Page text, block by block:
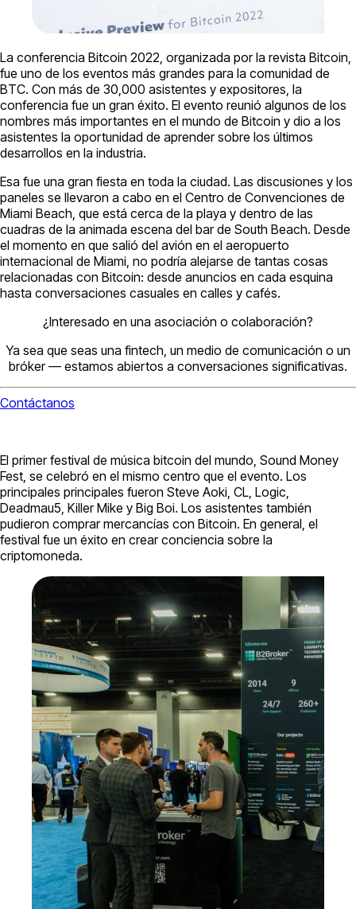
La conferencia Bitcoin 2022, organizada por la revista Bitcoin,
fue uno de los eventos más grandes para la comunidad de
BTC. Con más de 30,000 asistentes y expositores, la
conferencia fue un gran éxito. El evento reunió algunos de los
nombres más importantes en el mundo de Bitcoin y dio a los
asistentes la oportunidad de aprender sobre los últimos
desarrollos en la industria.
Esa fue una gran fiesta en toda la ciudad. Las discusiones y los
paneles se llevaron a cabo en el Centro de Convenciones de
Miami Beach, que está cerca de la playa y dentro de las
cuadras de la animada escena del bar de South Beach. Desde
el momento en que salió del avión en el aeropuerto
internacional de Miami, no podría alejarse de tantas cosas
relacionadas con Bitcoin: desde anuncios en cada esquina
hasta conversaciones casuales en calles y cafés.
¿Interesado en una asociación o colaboración?
Ya sea que seas una fintech, un medio de comunicación o un
bróker — estamos abiertos a conversaciones significativas.
Contáctanos
El primer festival de música bitcoin del mundo, Sound Money
Fest, se celebró en el mismo centro que el evento. Los
principales principales fueron Steve Aoki, CL, Logic,
Deadmau5, Killer Mike y Big Boi. Los asistentes también
pudieron comprar mercancías con Bitcoin. En general, el
festival fue un éxito en crear conciencia sobre la
criptomoneda.